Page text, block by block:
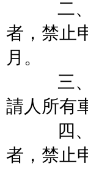
二、代
者，禁止
月。
三、違
請人所有
四、違
者，禁止